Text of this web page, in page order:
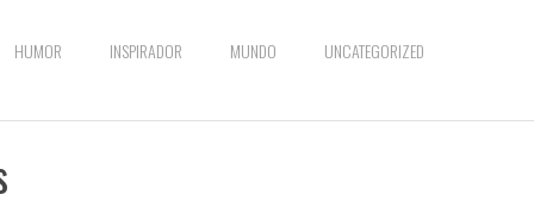
HUMOR INSPIRADOR MUNDO UNCATEGORIZED